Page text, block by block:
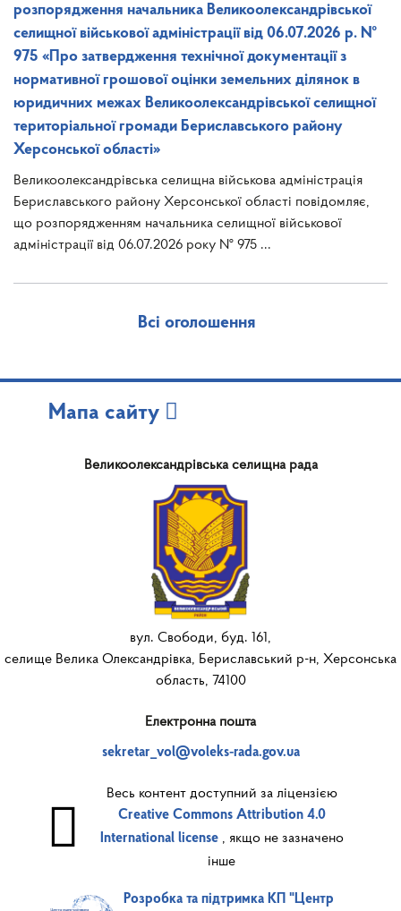
розпорядження начальника Великоолександрівської
селищної військової адміністрації від 06.07.2026 р. №
975 «Про затвердження технічної документації з
нормативної грошової оцінки земельних ділянок в
юридичних межах Великоолександрівської селищної
територіальної громади Бериславського району
Херсонської області»
Великоолександрівська селищна військова адміністрація
Бериславського району Херсонської області повідомляє,
що розпорядженням начальника селищної військової
адміністрації від 06.07.2026 року № 975 ...
Всі оголошення
Мапа сайту
Великоолександрівська селищна рада
вул. Свободи, буд. 161,
селище Велика Олександрівка, Бериславський р-н, Херсонська
область, 74100
Електронна пошта
sekretar_vol@voleks-rada.gov.ua
Весь контент доступний за ліцензією
Creative Commons Attribution 4.0
International license
, якщо не зазначено
інше
Розробка та підтримка КП "Центр